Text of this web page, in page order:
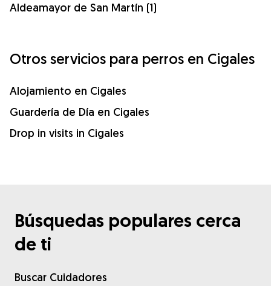
Aldeamayor de San Martín (1)
Otros servicios para perros en Cigales
Alojamiento en Cigales
Guardería de Día en Cigales
Drop in visits in Cigales
Búsquedas populares cerca
de ti
Buscar Cuidadores